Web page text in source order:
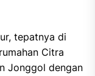
tepatnya di
Citra
Jonggol dengan